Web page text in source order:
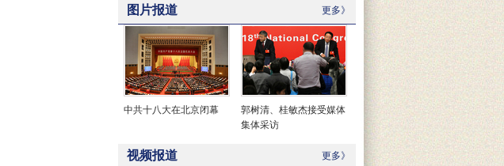
图片报道 更多》
中共十八大在北京闭幕
郭树清、桂敏杰接受媒体
集体采访
视频报道 更多》